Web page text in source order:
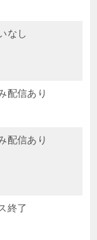
なし
配信あり
配信あり
終了